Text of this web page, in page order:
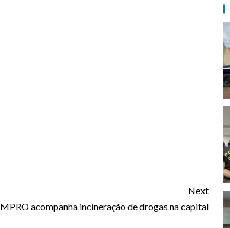
Next
MPRO acompanha incineração de drogas na capital